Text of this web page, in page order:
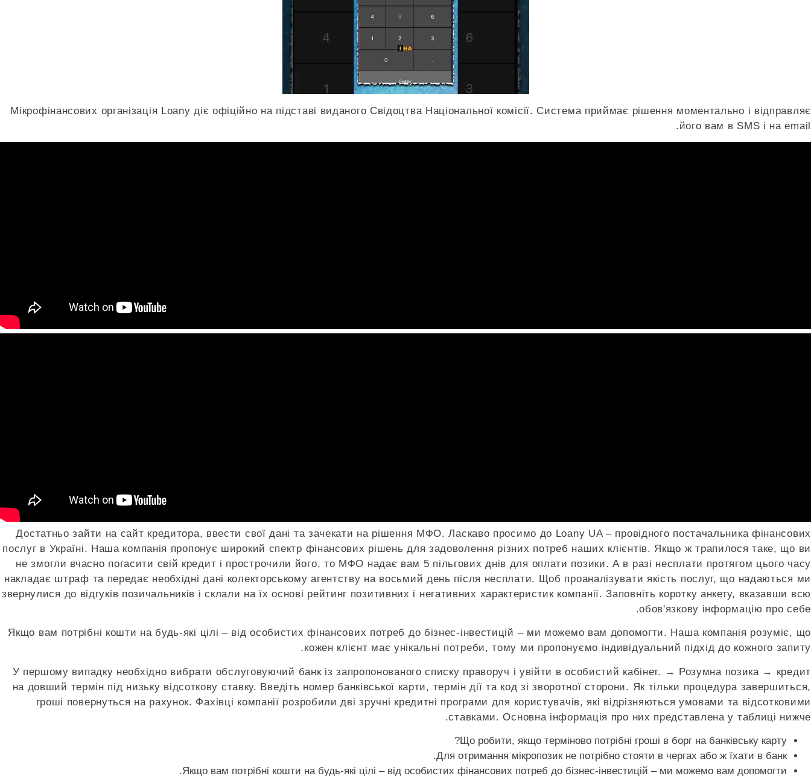
Мікрофінансових організація Loany діє офіційно на підставі виданого Свідоцтва Національної комісії. Система приймає рішення моментально і відправляє
його вам в SMS і на email.
Достатньо зайти на сайт кредитора, ввести свої дані та зачекати на рішення МФО. Ласкаво просимо до Loany UA – провідного постачальника фінансових
послуг в Україні. Наша компанія пропонує широкий спектр фінансових рішень для задоволення різних потреб наших клієнтів. Якщо ж трапилося таке, що ви
не змогли вчасно погасити свій кредит і прострочили його, то МФО надає вам 5 пільгових днів для оплати позики. А в разі несплати протягом цього часу
накладає штраф та передає необхідні дані колекторському агентству на восьмий день після несплати. Щоб проаналізувати якість послуг, що надаються ми
звернулися до відгуків позичальників і склали на їх основі рейтинг позитивних і негативних характеристик компанії. Заповніть коротку анкету, вказавши всю
обов'язкову інформацію про себе.
Якщо вам потрібні кошти на будь-які цілі – від особистих фінансових потреб до бізнес-інвестицій – ми можемо вам допомогти. Наша компанія розуміє, що
кожен клієнт має унікальні потреби, тому ми пропонуємо індивідуальний підхід до кожного запиту.
У першому випадку необхідно вибрати обслуговуючий банк із запропонованого списку праворуч і увійти в особистий кабінет. → Розумна позика → кредит
на довший термін під низьку відсоткову ставку. Введіть номер банківської карти, термін дії та код зі зворотної сторони. Як тільки процедура завершиться,
гроші повернуться на рахунок. Фахівці компанії розробили дві зручні кредитні програми для користувачів, які відрізняються умовами та відсотковими
ставками. Основна інформація про них представлена у таблиці нижче.
Що робити, якщо терміново потрібні гроші в борг на банківську карту?
Для отримання мікропозик не потрібно стояти в чергах або ж їхати в банк.
Якщо вам потрібні кошти на будь-які цілі – від особистих фінансових потреб до бізнес-інвестицій – ми можемо вам допомогти.